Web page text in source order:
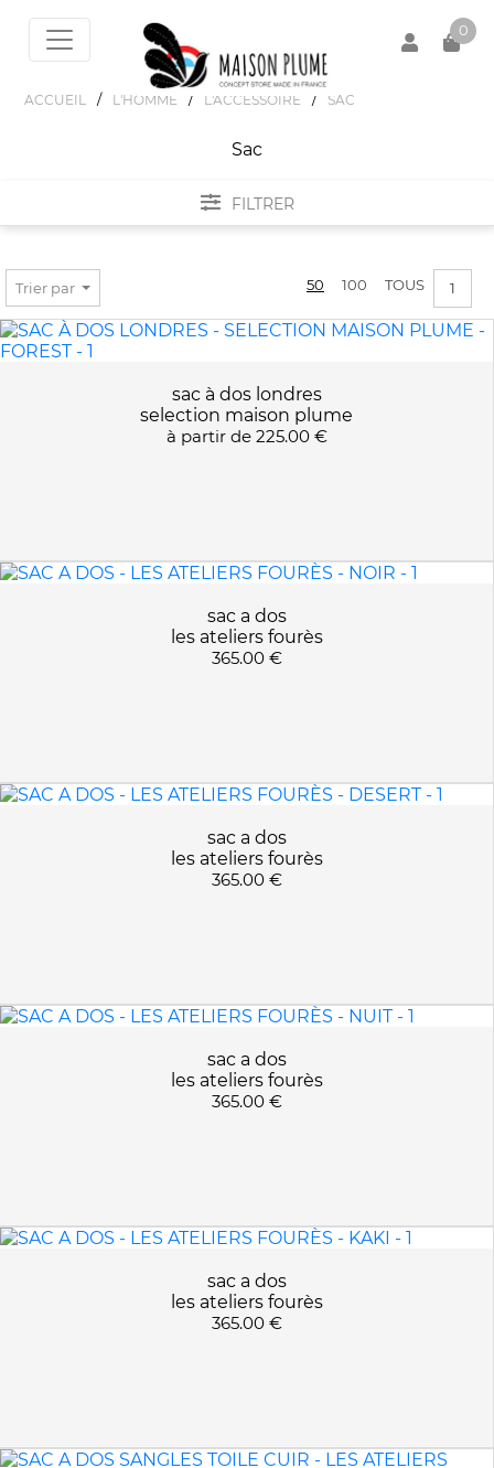
0
ACCUEIL / L'HOMME / L'ACCESSOIRE / SAC
Sac
FILTRER
FILTRER PAR
BLEU DE CHAUFFE
LES ATELIERS FOURÈS
SELECTION MAISON PLUME
BLANC/KAKI
HORIZONTALE NOIR
PAIN BRULE
Trier par 50 100 TOUS 1
sac à dos londres
selection maison plume
à partir de225.00 €
sac a dos
les ateliers fourès
365.00 €
sac a dos
les ateliers fourès
365.00 €
sac a dos
les ateliers fourès
365.00 €
sac a dos
les ateliers fourès
365.00 €